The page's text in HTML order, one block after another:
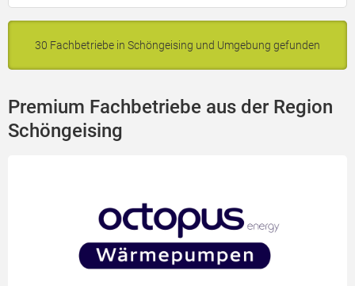
30 Fachbetriebe in Schöngeising und Umgebung gefunden
Premium Fachbetriebe aus der Region
Schöngeising